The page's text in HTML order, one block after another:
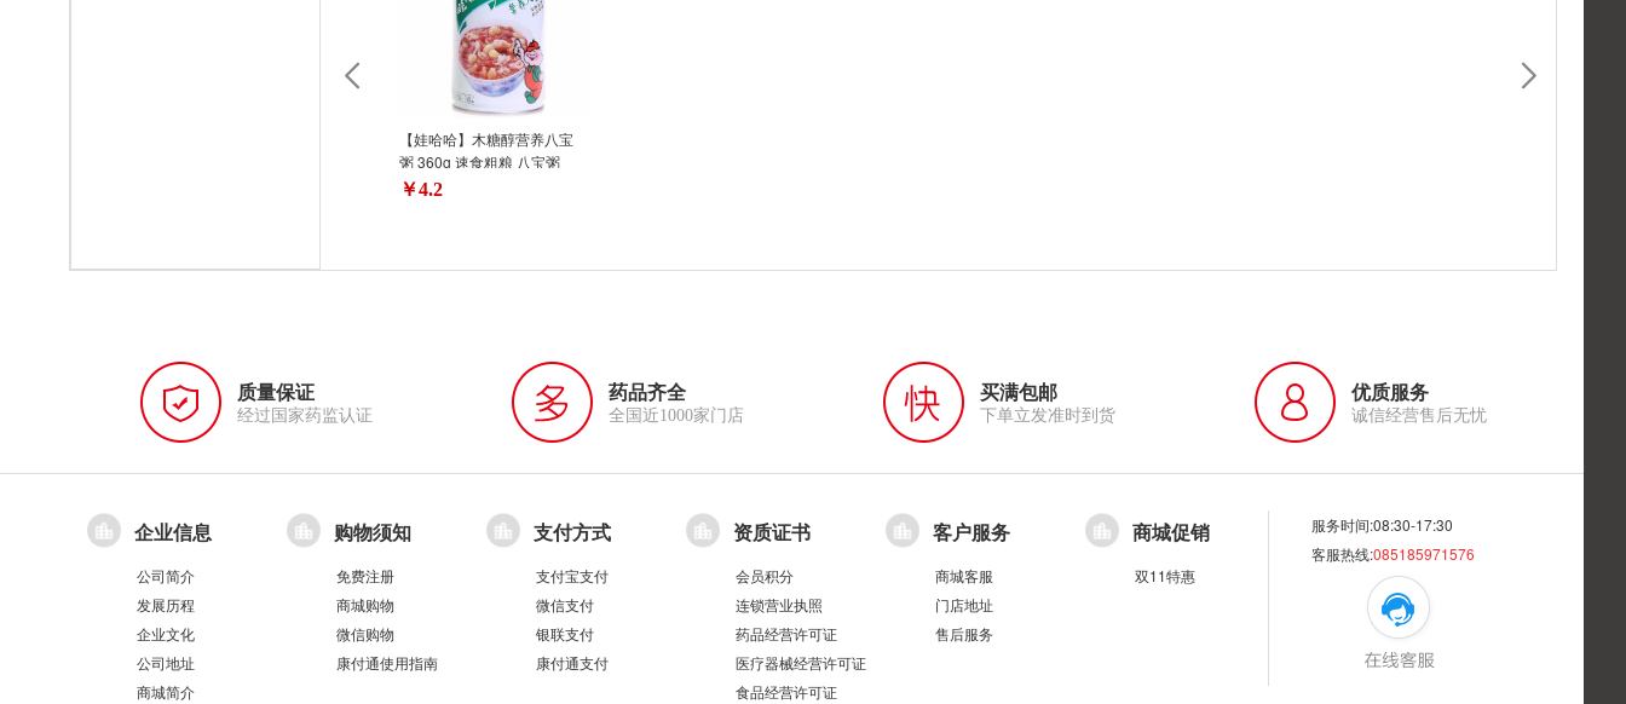
【娃哈哈】木糖醇营养八宝
粥 360g 速食粗粮 八宝粥
￥4.2
质量保证
经过国家药监认证
药品齐全
全国近1000家门店
买满包邮
下单立发准时到货
优质服务
诚信经营售后无忧
企业信息
公司简介
发展历程
企业文化
公司地址
商城简介
购物须知
免费注册
商城购物
微信购物
康付通使用指南
支付方式
支付宝支付
微信支付
银联支付
康付通支付
资质证书
会员积分
连锁营业执照
药品经营许可证
医疗器械经营许可证
食品经营许可证
客户服务
商城客服
门店地址
售后服务
商城促销
双11特惠
服务时间:08:30-17:30
客服热线:085185971576